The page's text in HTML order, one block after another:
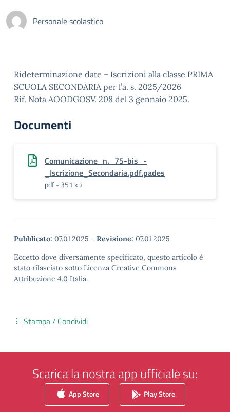
Personale scolastico
Rideterminazione date – Iscrizioni alla classe PRIMA
SCUOLA SECONDARIA per l’a. s. 2025/2026
Rif. Nota AOODGOSV. 208 del 3 gennaio 2025.
Documenti
Comunicazione_n._75-bis_-
_Iscrizione_Secondaria.pdf.pades
pdf - 351 kb
Pubblicato: 07.01.2025 - Revisione: 07.01.2025
Eccetto dove diversamente specificato, questo articolo è
stato rilasciato sotto Licenza Creative Commons
Attribuzione 4.0 Italia.
Stampa / Condividi
Scarica la nostra app ufficiale su:
App Store Play Store